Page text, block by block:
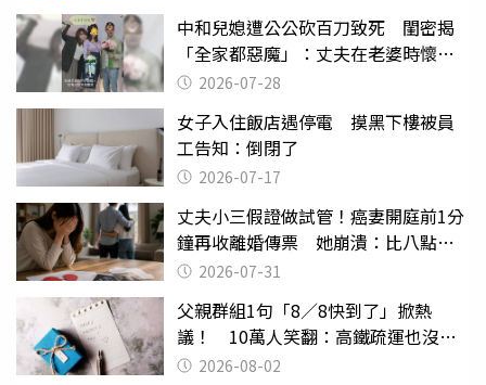
中和兒媳遭公公砍百刀致死 閨密揭
「全家都惡魔」：丈夫在老婆時懷孕
摔東西
2026-07-28
女子入住飯店遇停電 摸黑下樓被員
工告知：倒閉了
2026-07-17
丈夫小三假證做試管！癌妻開庭前1分
鐘再收離婚傳票 她崩潰：比八點檔
還扯2026-07-31
父親群組1句「8／8快到了」掀熱
議！ 10萬人笑翻：高鐵疏運也沒列
父親節
2026-08-02